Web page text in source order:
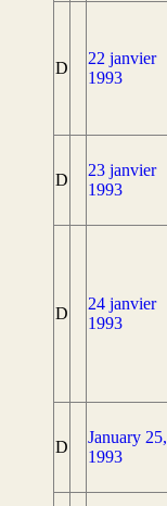
D
22 janvier
1993
D
23 janvier
1993
D
24 janvier
1993
D
January 25,
1993